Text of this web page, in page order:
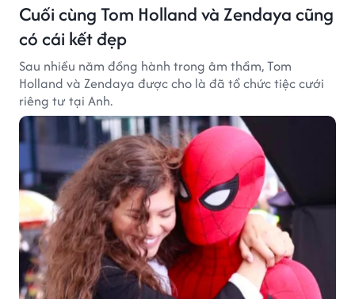
Cuối cùng Tom Holland và Zendaya cũng
có cái kết đẹp
Sau nhiều năm đồng hành trong âm thầm, Tom
Holland và Zendaya được cho là đã tổ chức tiệc cưới
riêng tư tại Anh.